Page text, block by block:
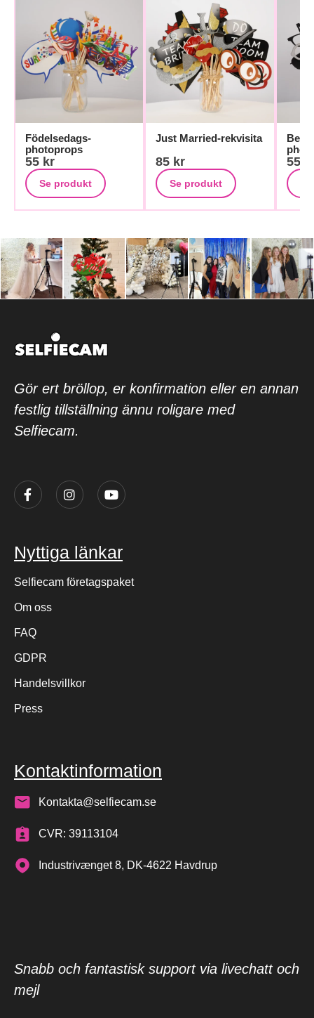
Födelsedags-
photoprops
55 kr
Se produkt
Just Married-rekvisita
85 kr
Se produkt
55
Gör ert bröllop, er konfirmation eller en annan
festlig tillställning ännu roligare med
Selfiecam.
Nyttiga länkar
Selfiecam företagspaket
Om oss
FAQ
GDPR
Handelsvillkor
Press
Kontaktinformation
Kontakta@selfiecam.se
CVR: 39113104
Industrivænget 8, DK-4622 Havdrup
Snabb och fantastisk support via livechatt och
mejl